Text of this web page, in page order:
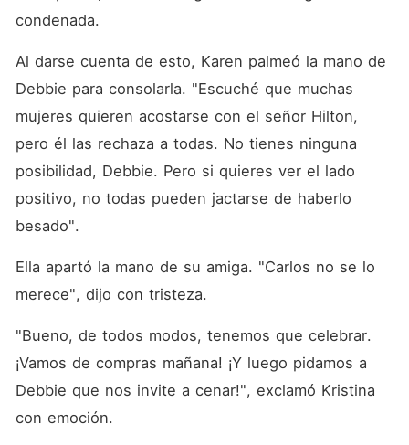
condenada.
Al darse cuenta de esto, Karen palmeó la mano de
Debbie para consolarla. "Escuché que muchas
mujeres quieren acostarse con el señor Hilton,
pero él las rechaza a todas. No tienes ninguna
posibilidad, Debbie. Pero si quieres ver el lado
positivo, no todas pueden jactarse de haberlo
besado".
Ella apartó la mano de su amiga. "Carlos no se lo
merece", dijo con tristeza.
"Bueno, de todos modos, tenemos que celebrar.
¡Vamos de compras mañana! ¡Y luego pidamos a
Debbie que nos invite a cenar!", exclamó Kristina
con emoción.